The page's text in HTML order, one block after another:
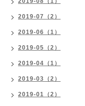
2019-07（2）
2019-06（1）
2019-05（2）
2019-04（1）
2019-03（2）
2019-01（2）